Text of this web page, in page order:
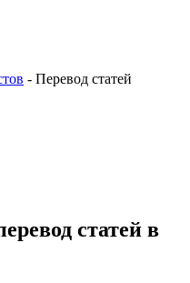
- Перевод статей
статей в